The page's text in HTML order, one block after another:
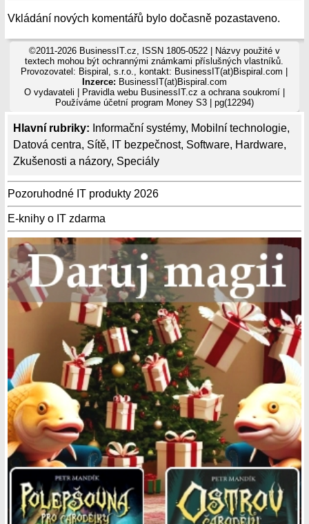
Hlavní rubriky: Informační systémy, Mobilní technologie,
Datová centra, Sítě, IT bezpečnost, Software, Hardware,
Zkušenosti a názory, Speciály
Pozoruhodné IT produkty 2026
E-knihy o IT zdarma
Vkládání nových komentářů bylo dočasně pozastaveno.
©2011-2026 BusinessIT.cz, ISSN 1805-0522 | Názvy použité v
textech mohou být ochrannými známkami příslušných vlastníků.
Provozovatel: Bispiral, s.r.o., kontakt: BusinessIT(at)Bispiral.com |
Inzerce: BusinessIT(at)Bispiral.com
O vydavateli
Pravidla webu BusinessIT.cz a ochrana soukromí|
Používáme účetní program Money S3| pg(12294)